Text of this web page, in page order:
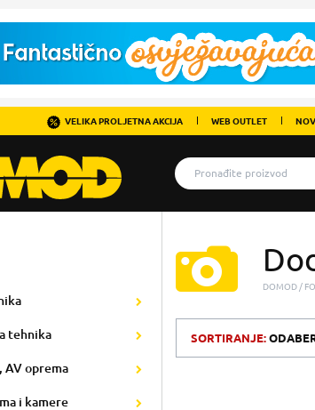
VELIKA PROLJETNA AKCIJA WEB OUTLET
tehnika
AV oprema
i kamere
DOMOD
SORTIRANJE: